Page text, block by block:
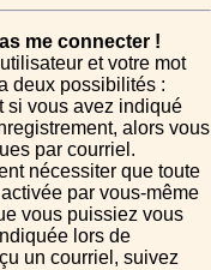
me connecter !
et votre mot
deux possibilités :
si vous avez indiqué
alors vous
par courriel.
nécessiter que toute
par vous-même
vous puissiez vous
lors de
un courriel, suivez